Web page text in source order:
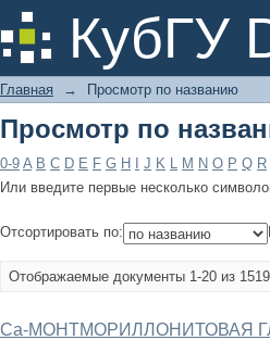
КубГУ
Просмотр по
Главная → Просмотр по названию
Просмотр по
0-9 A B C D E F G H J K L M N O P Q R
Или введите первые несколько
Отсортировать по:
Отображаемые документы 1-20 из 1519
Ca-МОНТМОРИЛЛОНИТОВАЯ